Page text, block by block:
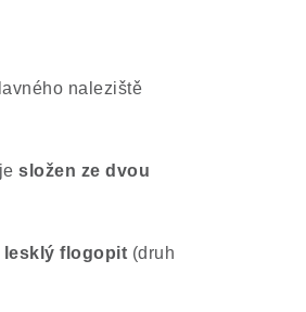
naleziště
složen ze dvou
lesklý flogopit (druh